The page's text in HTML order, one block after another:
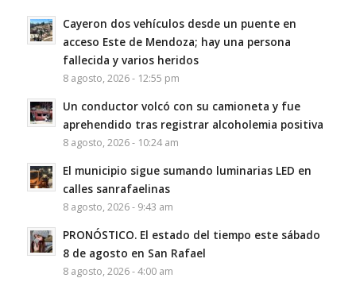
Cayeron dos vehículos desde un puente en
acceso Este de Mendoza; hay una persona
fallecida y varios heridos
8 agosto, 2026 - 12:55 pm
Un conductor volcó con su camioneta y fue
aprehendido tras registrar alcoholemia positiva
8 agosto, 2026 - 10:24 am
El municipio sigue sumando luminarias LED en
calles sanrafaelinas
8 agosto, 2026 - 9:43 am
PRONÓSTICO. El estado del tiempo este sábado
8 de agosto en San Rafael
8 agosto, 2026 - 4:00 am